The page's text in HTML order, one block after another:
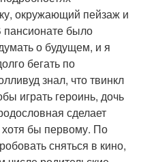
окружающий пейзаж и
пансионате было
о будущем, и я
бегать по
знал, что твинкл
играть героинь, дочь
сделает
бы первому. По
сняться в кино,